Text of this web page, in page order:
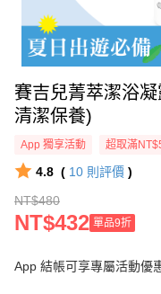
賽吉兒菁萃潔浴
清潔保養)
App 獨享活動 超取滿
4.8 ( 10 則評價 )
NT$480
NT$432 單品9折
App 結帳可享專屬活動優